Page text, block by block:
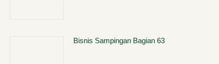
Bisnis Sampingan Bagian 63